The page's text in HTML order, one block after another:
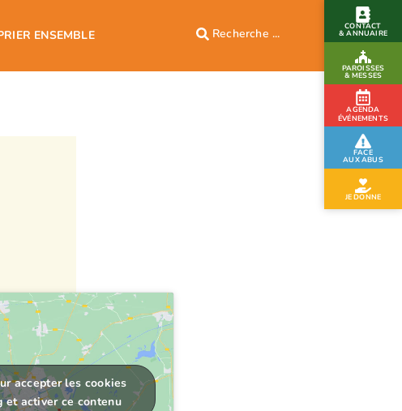
CONTACT
& ANNUAIRE
PAROISSES
& MESSES
AGENDA
ÉVÉNEMENTS
FACE
AUX ABUS
JE DONNE
ENSEMBLE
accepter les cookies
et activer ce contenu